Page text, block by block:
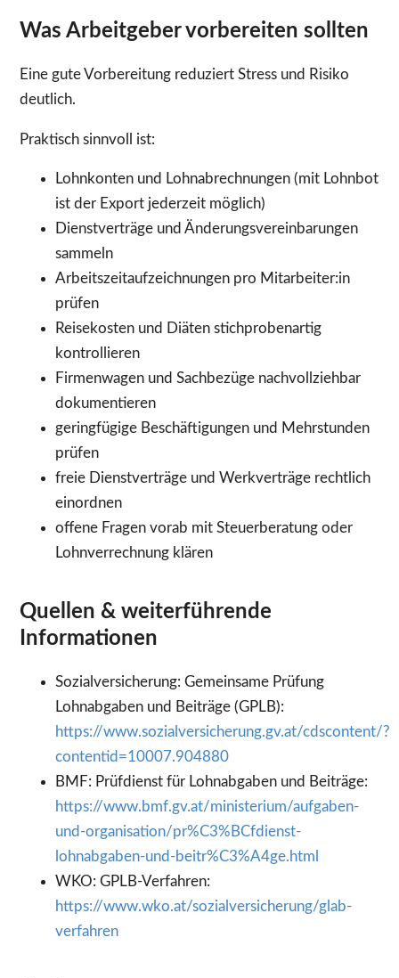
Was Arbeitgeber vorbereiten sollten
Eine gute Vorbereitung reduziert Stress und Risiko
deutlich.
Praktisch sinnvoll ist:
Lohnkonten und Lohnabrechnungen (mit Lohnbot
ist der Export jederzeit möglich)
Dienstverträge und Änderungsvereinbarungen
sammeln
Arbeitszeitaufzeichnungen pro Mitarbeiter:in
prüfen
Reisekosten und Diäten stichprobenartig
kontrollieren
Firmenwagen und Sachbezüge nachvollziehbar
dokumentieren
geringfügige Beschäftigungen und Mehrstunden
prüfen
freie Dienstverträge und Werkverträge rechtlich
einordnen
offene Fragen vorab mit Steuerberatung oder
Lohnverrechnung klären
Quellen & weiterführende
Informationen
Sozialversicherung: Gemeinsame Prüfung
Lohnabgaben und Beiträge (GPLB):
https://www.sozialversicherung.gv.at/cdscontent/?
contentid=10007.904880
BMF: Prüfdienst für Lohnabgaben und Beiträge:
https://www.bmf.gv.at/ministerium/aufgaben-
und-organisation/pr%C3%BCfdienst-
lohnabgaben-und-beitr%C3%A4ge.html
WKO: GPLB-Verfahren:
https://www.wko.at/sozialversicherung/glab-
verfahren